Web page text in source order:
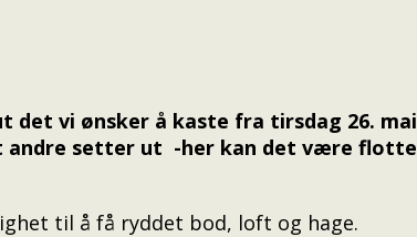
det vi ønsker å kaste fra tirsdag 26. mai
andre setter ut -her kan det være flotte
til å få ryddet bod, loft og hage.